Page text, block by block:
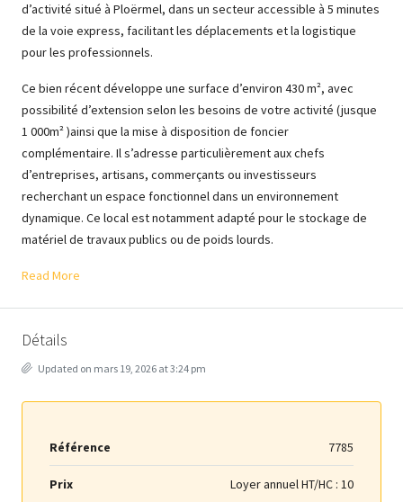
d’activité situé à Ploërmel, dans un secteur accessible à 5 minutes
de la voie express, facilitant les déplacements et la logistique
pour les professionnels.
Ce bien récent développe une surface d’environ 430 m², avec
possibilité d’extension selon les besoins de votre activité (jusque
1 000m² )ainsi que la mise à disposition de foncier
complémentaire. Il s’adresse particulièrement aux chefs
d’entreprises, artisans, commerçants ou investisseurs
recherchant un espace fonctionnel dans un environnement
dynamique. Ce local est notamment adapté pour le stockage de
matériel de travaux publics ou de poids lourds.
Read More
Détails
Updated on mars 19, 2026 at 3:24 pm
Référence 7785
Prix Loyer annuel HT/HC : 10